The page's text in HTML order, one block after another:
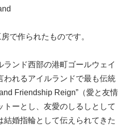
で作られたものです。
ランド西部の港町ゴールウェイ
われるアイルランドで最も伝統
Friendship Reign”（愛と友情
トーとし、友愛のしるしとして
結婚指輪として伝えられてきた